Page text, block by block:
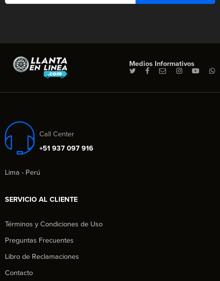
Medios Informativos
Call Center
+51 937 097 916
Lima - Perú
SERVICIO AL CLIENTE
Términos y Condiciones de Uso
Preguntas Frecuentes
Libro de Reclamaciones
Contacto